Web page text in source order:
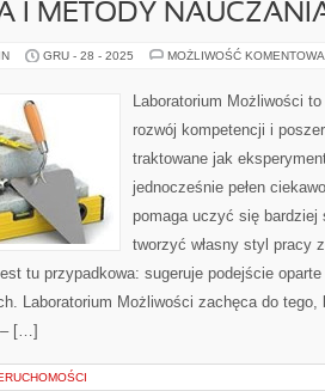
I METODY
GRU - 28 - 2025 MOŻLIWOŚĆ
Laboratorium Możliwości
rozwój kompetencji i
traktowane jak
jednocześnie pełen
pomaga uczyć się bardziej
tworzyć własny styl pracy
tu przypadkowa: sugeruje podejście
Laboratorium Możliwości zachęca do
– […]